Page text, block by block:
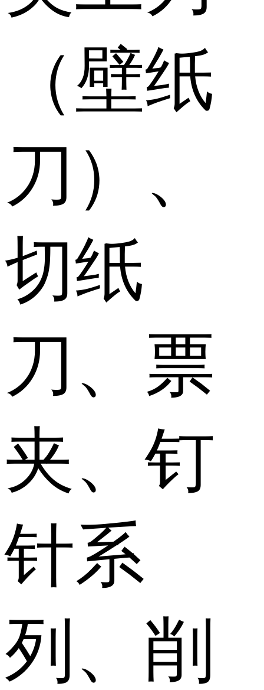
（壁纸
刀）、
切纸
刀、票
夹、钉
针系
列、削